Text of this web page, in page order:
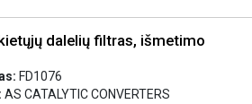
dalelių filtras, išmetimo
FD1076
AS CATALYTIC CONVERTERS